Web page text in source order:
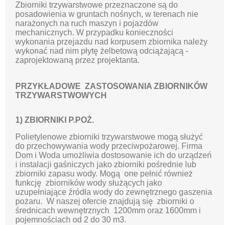
Zbiorniki trzywarstwowe przeznaczone są do
posadowienia w gruntach nośnych, w terenach nie
narażonych na ruch maszyn i pojazdów
mechanicznych. W przypadku konieczności
wykonania przejazdu nad korpusem zbiornika należy
wykonać nad nim płytę żelbetową odciążającą -
zaprojektowaną przez projektanta.
PRZYKŁADOWE ZASTOSOWANIA ZBIORNIKÓW
TRZYWARSTWOWYCH
1) ZBIORNIKI P.POŻ.
Polietylenowe zbiorniki trzywarstwowe mogą służyć
do przechowywania wody przeciwpożarowej. Firma
Dom i Woda umożliwia dostosowanie ich do urządzeń
i instalacji gaśniczych jako zbiorniki pośrednie lub
zbiorniki zapasu wody. Mogą one pełnić również
funkcję zbiorników wody służących jako
uzupełniające źródła wody do zewnętrznego gaszenia
pożaru. W naszej ofercie znajdują się zbiorniki o
średnicach wewnętrznych 1200mm oraz 1600mm i
pojemnościach od 2 do 30 m3.